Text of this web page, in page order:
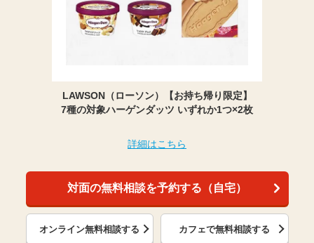
LAWSON（ローソン）【お持ち帰り限定】
7種の対象ハーゲンダッツ いずれか1つ×2枚
詳細はこちら
対面の無料相談を予約する（自宅）
オンライン無料相談する カフェで無料相談する